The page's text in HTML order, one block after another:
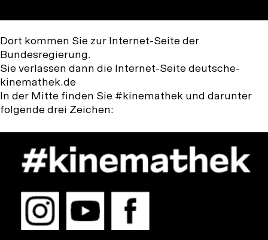
Dort kommen Sie zur Internet-Seite der
Bundesregierung.
Sie verlassen dann die Internet-Seite deutsche-
kinemathek.de
In der Mitte finden Sie #kinemathek und darunter
folgende drei Zeichen: